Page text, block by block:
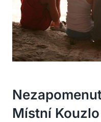
Místní Kouzlo